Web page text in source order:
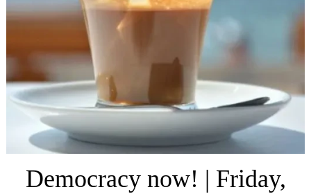
Democracy now! | Friday,